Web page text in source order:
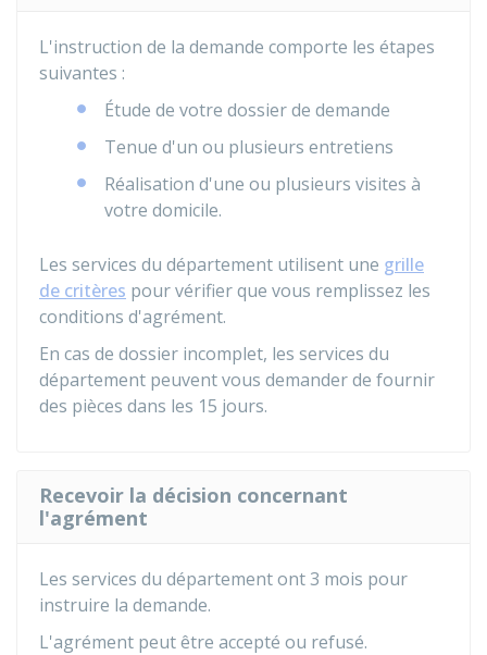
L'instruction de la demande comporte les étapes
suivantes :
Étude de votre dossier de demande
Tenue d'un ou plusieurs entretiens
Réalisation d'une ou plusieurs visites à
votre domicile.
Les services du département utilisent une grille
de critères pour vérifier que vous remplissez les
conditions d'agrément.
En cas de dossier incomplet, les services du
département peuvent vous demander de fournir
des pièces dans les 15 jours.
Recevoir la décision concernant
l'agrément
Les services du département ont 3 mois pour
instruire la demande.
L'agrément peut être accepté ou refusé.